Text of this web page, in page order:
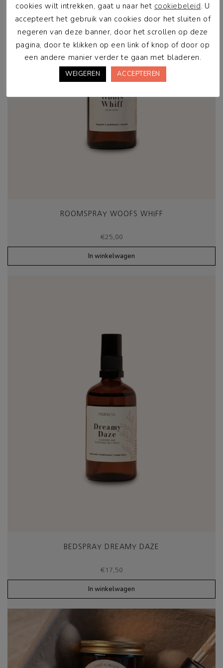
ROOMSPRAY WOOFS WHIFF
€25,00
In winkelwagen
BEDSPRAY DREAMY DAZE
€ 17,50
In winkelwagen
cookies wilt intrekken, gaat u naar het cookiebeleid. U
accepteert het gebruik van cookies door het sluiten of
negeren van deze banner, door het scrollen op deze
pagina, door te klikken op een link of knop of door op
een andere manier verder te gaan met bladeren.
WEIGEREN ACCEPTEREN